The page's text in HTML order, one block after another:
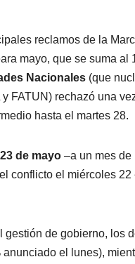
reclamos de la
mayo, que se suma al
Nacionales (que
FATUN) rechazó una
hasta el martes 28.
de mayo –a un mes
conflicto el miércoles
de gobierno, los
anunciado el lunes),